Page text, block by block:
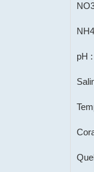
pH